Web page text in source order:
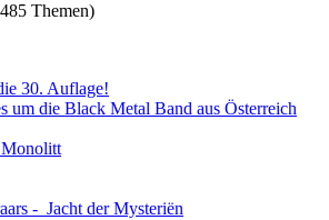
Themen)
30. Auflage!
um die Black Metal Band aus Österreich
- Jacht der Mysteriën